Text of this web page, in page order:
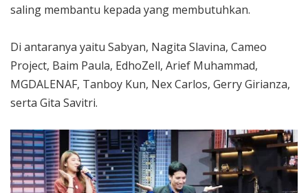
saling membantu kepada yang membutuhkan.
Di antaranya yaitu Sabyan, Nagita Slavina, Cameo
Project, Baim Paula, EdhoZell, Arief Muhammad,
MGDALENAF, Tanboy Kun, Nex Carlos, Gerry Girianza,
serta Gita Savitri.